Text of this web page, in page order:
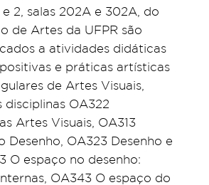
e 2, salas 202A e 302A, do
de Artes da UFPR são
a atividades didáticas
e práticas artísticas
de Artes Visuais,
disciplinas OA322
Artes Visuais, OA313
Desenho, OA323 Desenho e
O espaço no desenho:
OA343 O espaço do